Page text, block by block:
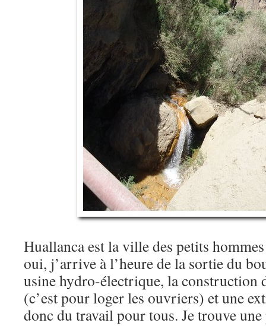
Huallanca est la ville des petits
oui, j’arrive à l’heure de la sortie du
usine hydro-électrique, la construction
(c’est pour loger les ouvriers) et une
donc du travail pour tous. Je trouve